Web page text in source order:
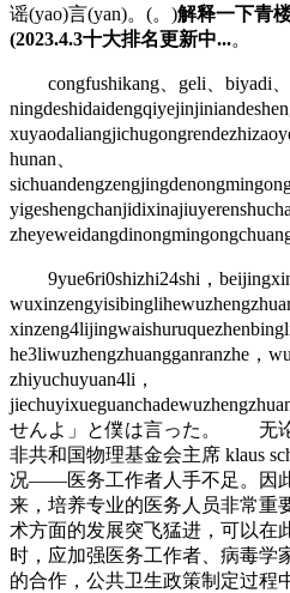
谣(yao)言(yan)。(。)解释一下青
(2023.4.3十大排名更新中...。
congfushikang、geli、biyadi、
hunan、
9yue6ri0shizhi24shi，
he3liwuzhengzhuangganranzhe，
zhiyuchuyuan4li，
せんよ」と僕は言った。 无论
非共和国物理基金会主席 klaus
况——医务工作者人手不足。因此
来，培养专业的医务人员非常重
术方面的发展突飞猛进，可以在
时，应加强医务工作者、病毒学
的合作，公共卫生政策制定过程